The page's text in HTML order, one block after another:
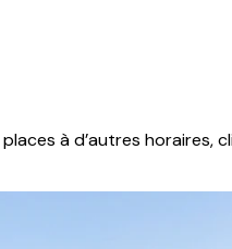
à d’autres horaires,